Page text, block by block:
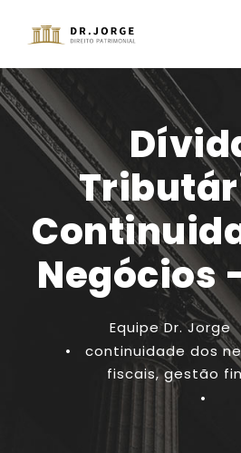
Negócios
Equipe Dr. Jorge
•
continuidade dos
fiscais, gestão
•